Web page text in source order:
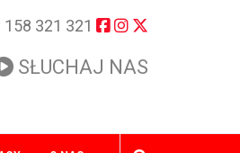
158 321 321
SŁUCHAJ NAS